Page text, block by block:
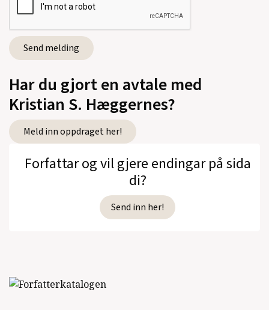
Lyrikk, 2008)
Tyngde av fallende skygge(Cappelen,
Lyrikk, 2004)
Se alle utgivelser
Har du gjort en avtale med
Kristian S. Hæggernes?
Meld inn oppdraget her!
Forfattar og vil gjere endingar på sida
di?
Send inn her!